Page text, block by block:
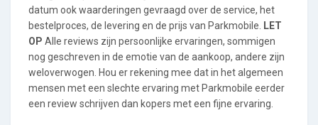
datum ook waarderingen gevraagd over de service, het
bestelproces, de levering en de prijs van Parkmobile.
LET
OP Alle reviews zijn persoonlijke ervaringen, sommigen
nog geschreven in de emotie van de aankoop, andere zijn
weloverwogen. Hou er rekening mee dat in het algemeen
mensen met een slechte ervaring met Parkmobile eerder
een review schrijven dan kopers met een fijne ervaring.